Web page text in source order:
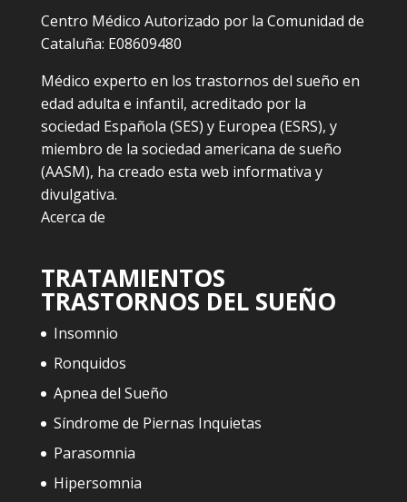
Centro Médico Autorizado por la Comunidad de
Cataluña: E08609480
Médico experto en los trastornos del sueño en
edad adulta e infantil, acreditado por la
sociedad Española (SES) y Europea (ESRS), y
miembro de la sociedad americana de sueño
(AASM), ha creado esta web informativa y
divulgativa.
Acerca de
TRATAMIENTOS
TRASTORNOS DEL SUEÑO
Insomnio
Ronquidos
Apnea del Sueño
Síndrome de Piernas Inquietas
Parasomnia
Hipersomnia